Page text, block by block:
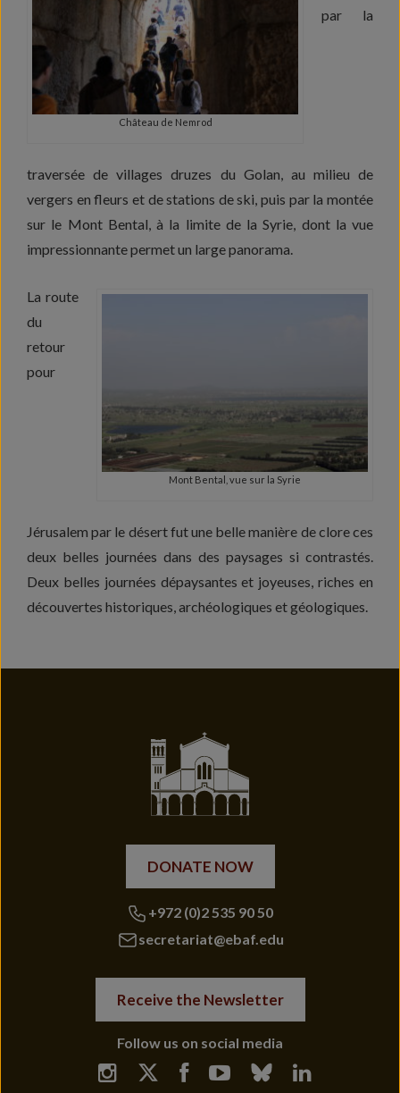
Château de Nemrod
par la
traversée de villages druzes du Golan, au milieu de
vergers en fleurs et de stations de ski, puis par la montée
sur le Mont Bental, à la limite de la Syrie, dont la vue
impressionnante permet un large panorama.
Mont Bental, vue sur la Syrie
La route
du
retour
pour
Jérusalem par le désert fut une belle manière de clore ces
deux belles journées dans des paysages si contrastés.
Deux belles journées dépaysantes et joyeuses, riches en
découvertes historiques, archéologiques et géologiques.
DONATE NOW
+972 (0)2 535 90 50
secretariat@ebaf.edu
Receive the Newsletter
Follow us on social media